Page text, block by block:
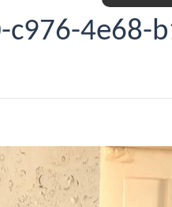
c976-4e68-